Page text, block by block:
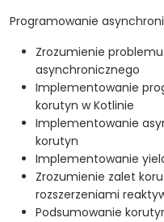
Programowanie
Zrozumienie
asynchronicznego
Implementowanie
korutyn w Kotlinie
Implementowanie
korutyn
Implementowanie
Zrozumienie zalet
rozszerzeniami
Podsumowanie